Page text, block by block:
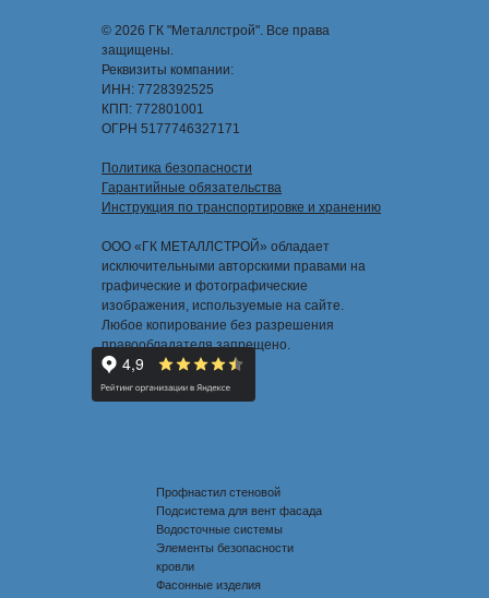
© 2026 ГК "Металлстрой". Все права
защищены.
Реквизиты компании:
ИНН: 7728392525
КПП: 772801001
ОГРН 5177746327171
Политика безопасности
Гарантийные обязательства
Инструкция по транспортировке и хранению
ООО «ГК МЕТАЛЛСТРОЙ» обладает
исключительными авторскими правами на
графические и фотографические
изображения, используемые на сайте.
Любое копирование без разрешения
правообладателя запрещено.
Профнастил стеновой
Подсистема для вент фасада
Водосточные системы
Элементы безопасности
кровли
Фасонные изделия